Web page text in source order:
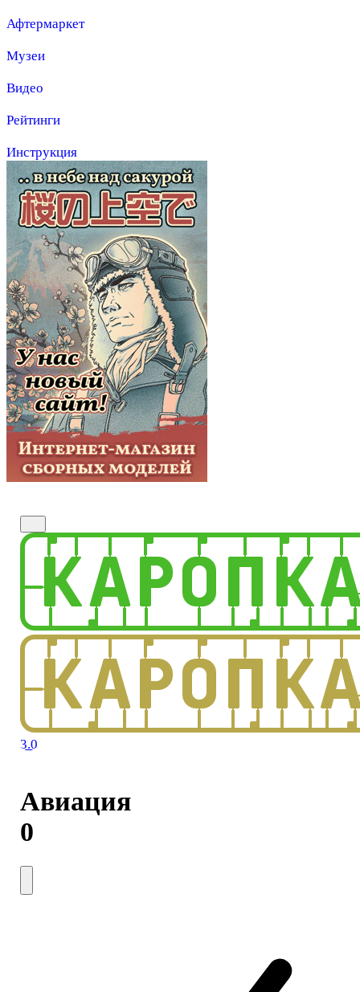
Афтермаркет
Музеи
Видео
Рейтинги
Инструкция
3.0
Авиация
0